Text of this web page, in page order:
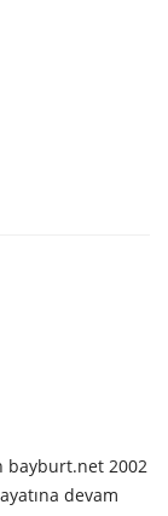
bayburt.net 2002
devam